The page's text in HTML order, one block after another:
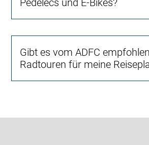
Gibt es vom ADFC
Radtouren für meine